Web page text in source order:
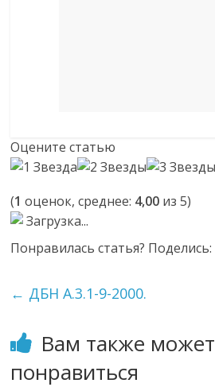
Оцените статью
(1 оценок, среднее: 4,00 из 5)
Загрузка...
Понравилась статья? Поделись:
← ДБН А.3.1-9-2000.
Вам также может
понравиться